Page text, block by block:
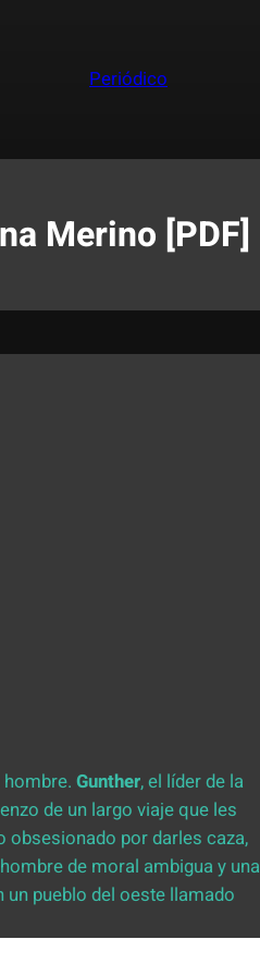
Periódico
Merino [PDF]
Gunther, el líder de la
de un largo viaje que les
obsesionado por darles caza,
de moral ambigua y una
un pueblo del oeste llamado